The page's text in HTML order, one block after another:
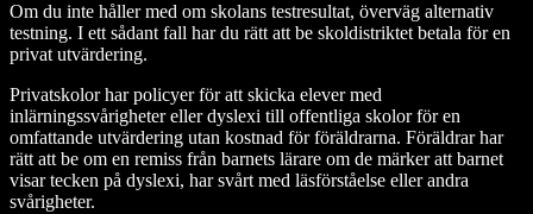
Om du inte håller med om skolans testresultat, överväg alternativ
testning. I ett sådant fall har du rätt att be skoldistriktet betala för en
privat utvärdering.
Privatskolor har policyer för att skicka elever med
inlärningssvårigheter eller dyslexi till offentliga skolor för en
omfattande utvärdering utan kostnad för föräldrarna. Föräldrar har
rätt att be om en remiss från barnets lärare om de märker att barnet
visar tecken på dyslexi, har svårt med läsförståelse eller andra
svårigheter.